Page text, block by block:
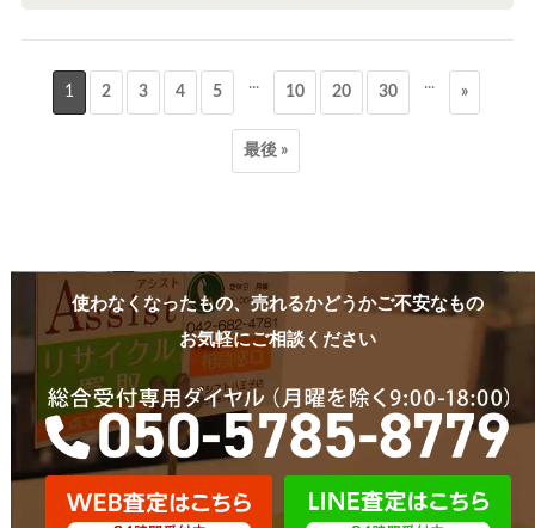
1 2 3 4 5 ... 10 20 30 ... »
最後 »
使わなくなったもの、売れるかどうかご不安なもの
お気軽にご相談ください